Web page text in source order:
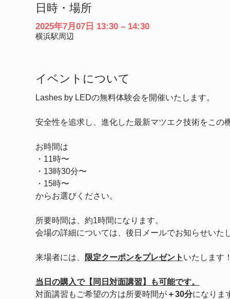
日時・場所
2025年7月07日 13:30 – 14:30
横浜駅周辺
イベントについて
Lashes by LEDの無料体験会を開催いたします。
安全性を追求し、進化した最新マツエク技術をこの
お時間は
・11時〜
・13時30分〜
・15時〜
からお選びください。
所要時間は、約1時間になります。
会場の詳細については、後日メールでお知らせいた
来場者には、 限定クーポンをプレゼント いたします
当日の購入で【同日対面講習】も可能です。
対面講習もご希望の方は所要時間が＋30分になりま